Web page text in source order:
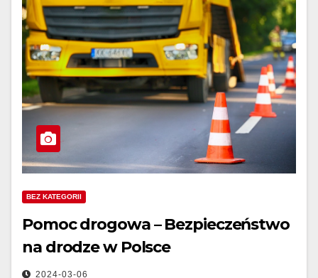
BEZ KATEGORII
Pomoc drogowa – Bezpieczeństwo
na drodze w Polsce
2024-03-06